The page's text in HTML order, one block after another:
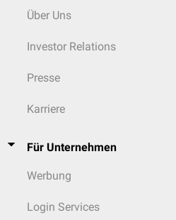
Über Uns
Investor Relations
Presse
Karriere
Für Unternehmen
Werbung
Login Services